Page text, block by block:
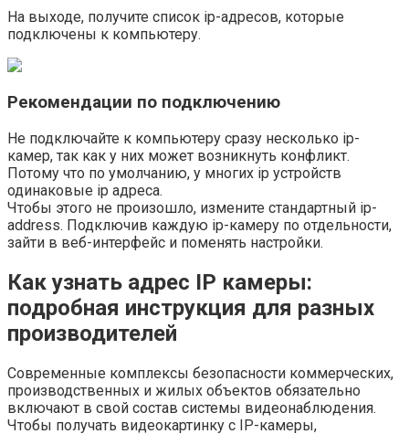
На выходе, получите список ip-адресов, которые
подключены к компьютеру.
Рекомендации по подключению
Не подключайте к компьютеру сразу несколько ip-
камер, так как у них может возникнуть конфликт.
Потому что по умолчанию, у многих ip устройств
одинаковые ip адреса.
Чтобы этого не произошло, измените стандартный ip-
address. Подключив каждую ip-камеру по отдельности,
зайти в веб-интерфейс и поменять настройки.
Как узнать адрес IP камеры:
подробная инструкция для разных
производителей
Современные комплексы безопасности коммерческих,
производственных и жилых объектов обязательно
включают в свой состав системы видеонаблюдения.
Чтобы получать видеокартинку с IP-камеры,